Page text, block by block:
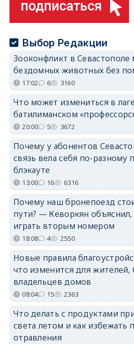
Выбор Редакции
Зооконфликт в Севастополе
бездомных животных без
17:02 6 3160
Что может измениться в
батилиманском
20:00 5 3672
Почему у абонентов
связь вела себя по-разному
блэкауте
13:00 16 6316
Почему наш бронепоезд
пути? — Кеворкян объяснил,
играть вторым номером
18:08 4 2550
Новые правила
что изменится для жителей,
владельцев домов
08:04 15 2363
Что делать с продуктами
света летом и как избежать
отравления